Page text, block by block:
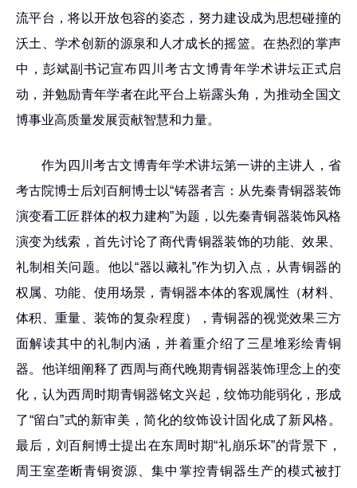
流平台，将以开放包容的姿态，努力建设成为思想碰撞的
沃土、学术创新的源泉和人才成长的摇篮。在热烈的掌声
中，彭斌副书记宣布四川考古文博青年学术讲坛正式启
动，并勉励青年学者在此平台上崭露头角，为推动全国文
博事业高质量发展贡献智慧和力量。
作为四川考古文博青年学术讲坛第一讲的主讲人，省
考古院博士后刘百舸博士以“铸器者言：从先秦青铜器装饰
演变看工匠群体的权力建构”为题，以先秦青铜器装饰风格
演变为线索，首先讨论了商代青铜器装饰的功能、效果、
礼制相关问题。他以“器以藏礼”作为切入点，从青铜器的
权属、功能、使用场景，青铜器本体的客观属性（材料、
体积、重量、装饰的复杂程度），青铜器的视觉效果三方
面解读其中的礼制内涵，并着重介绍了三星堆彩绘青铜
器。他详细阐释了西周与商代晚期青铜器装饰理念上的变
化，认为西周时期青铜器铭文兴起，纹饰功能弱化，形成
了“留白”式的新审美，简化的纹饰设计固化成了新风格。
最后，刘百舸博士提出在东周时期“礼崩乐坏”的背景下，
周王室垄断青铜资源、集中掌控青铜器生产的模式被打